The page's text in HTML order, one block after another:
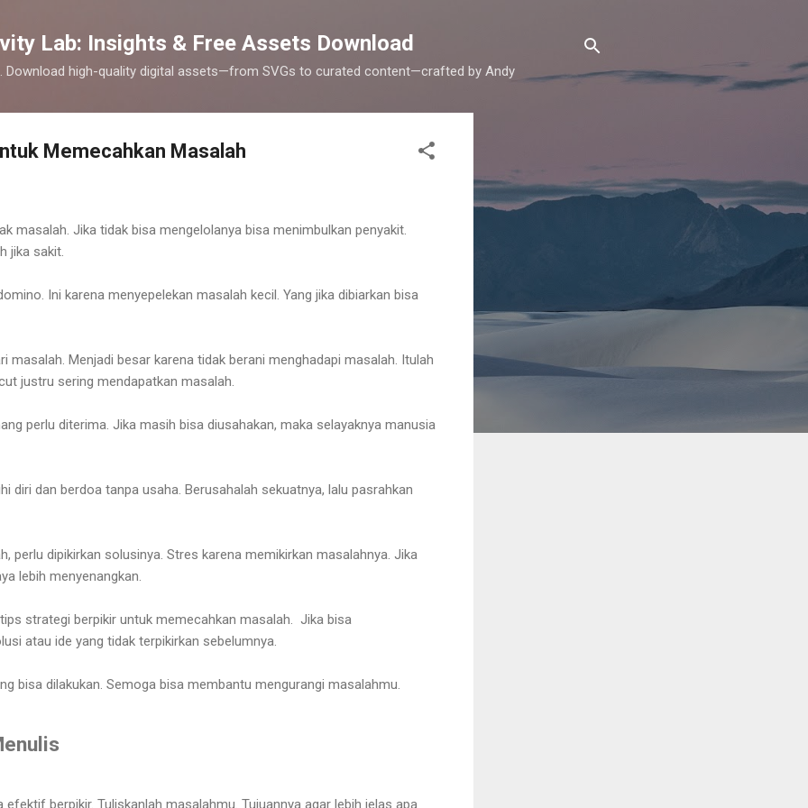
Lab: Insights & Free Assets Download
Download high-quality digital assets—from SVGs to curated content—crafted by Andy
Memecahkan Masalah
masalah. Jika tidak bisa mengelolanya bisa menimbulkan penyakit.
jika sakit.
Ini karena menyepelekan masalah kecil. Yang jika dibiarkan bisa
masalah. Menjadi besar karena tidak berani menghadapi masalah. Itulah
justru sering mendapatkan masalah.
perlu diterima. Jika masih bisa diusahakan, maka selayaknya manusia
diri dan berdoa tanpa usaha. Berusahalah sekuatnya, lalu pasrahkan
perlu dipikirkan solusinya. Stres karena memikirkan masalahnya. Jika
lebih menyenangkan.
strategi berpikir untuk memecahkan masalah. Jika bisa
atau ide yang tidak terpikirkan sebelumnya.
bisa dilakukan. Semoga bisa membantu mengurangi masalahmu.
berpikir. Tuliskanlah masalahmu. Tujuannya agar lebih jelas apa